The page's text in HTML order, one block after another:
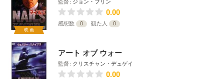
映画
監督 ジョン・フリン
0.00
感想数 0 観た人 0
アート オブ ウォー
監督 クリスチャン・デュゲイ
0.00